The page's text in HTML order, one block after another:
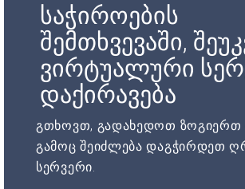
საჭიროების
შემთხვევაში,
ვირტუალური
დაქირავება
გთხოვთ, გადახედოთ ზოგიერთ
გამოც შეიძლება დაგჭირდეთ
სერვერი.